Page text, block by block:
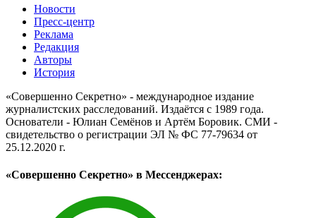
Новости
Пресс-центр
Реклама
Редакция
Авторы
История
«Совершенно Секретно» - международное издание
журналистских расследований. Издаётся с 1989 года.
Основатели - Юлиан Семёнов и Артём Боровик. CМИ -
свидетельство о регистрации ЭЛ № ФС 77-79634 от
25.12.2020 г.
«Совершенно Секретно» в Мессенджерах: